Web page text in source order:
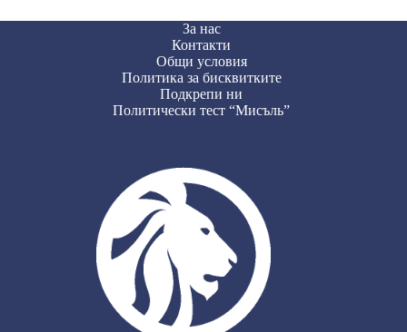
За нас
Контакти
Общи условия
Политика за бисквитките
Подкрепи ни
Политически тест “Мисъль”